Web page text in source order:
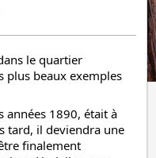
plus beaux exemples
années 1890, était à
tard, il deviendra une
finalement